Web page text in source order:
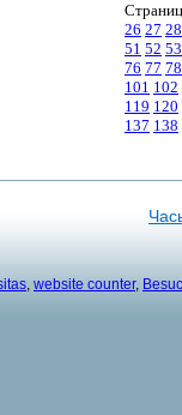
26 27 28
51 52 53
76 77 78
101 102
119 120
137 138
website counter,